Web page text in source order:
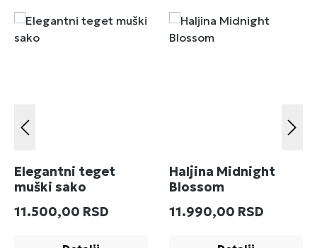
Elegantni teget
muški sako
Redovna cena:
11.500,00 RSD
Haljina Midnight
Blossom
Redovna cena:
11.990,00 RSD